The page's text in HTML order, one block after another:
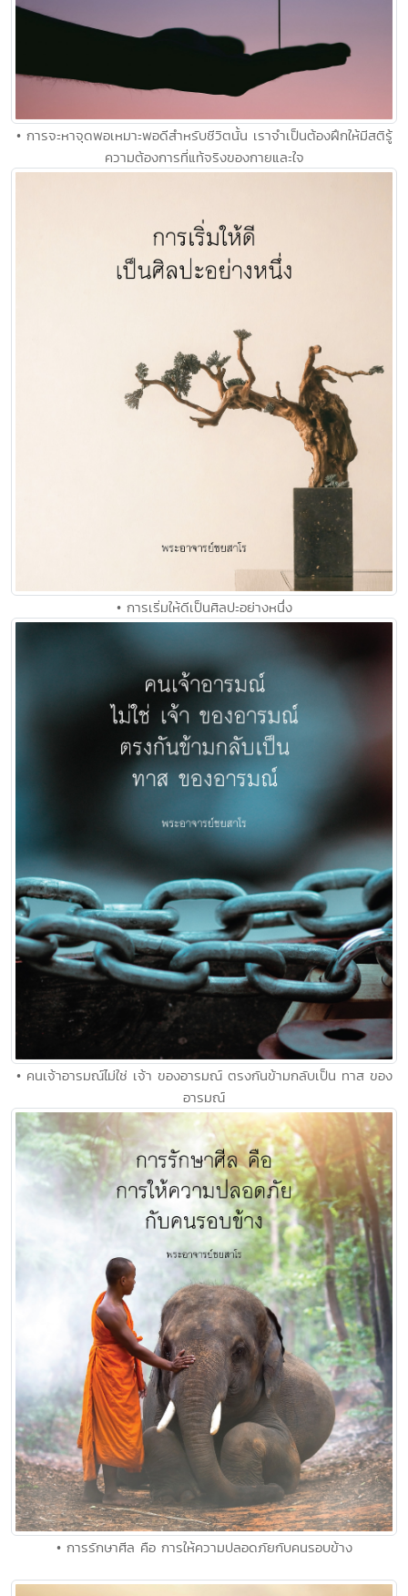
• การจะหาจุดพอเหมาะพอดีสำหรับชีวิตนั้น เราจำเป็นต้องฝึกให้มีสติรู้
ความต้องการที่แท้จริงของกายและใจ
• การเริ่มให้ดีเป็นศิลปะอย่างหนึ่ง
• คนเจ้าอารมณ์ไม่ใช่ เจ้า ของอารมณ์ ตรงกันข้ามกลับเป็น ทาส ของ
อารมณ์
• การรักษาศีล คือ การให้ความปลอดภัยกับคนรอบข้าง